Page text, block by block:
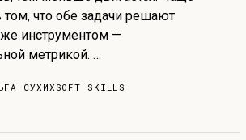
том, что обе задачи решают
инструментом —
метрикой. …
СУХИХSOFT SKILLS